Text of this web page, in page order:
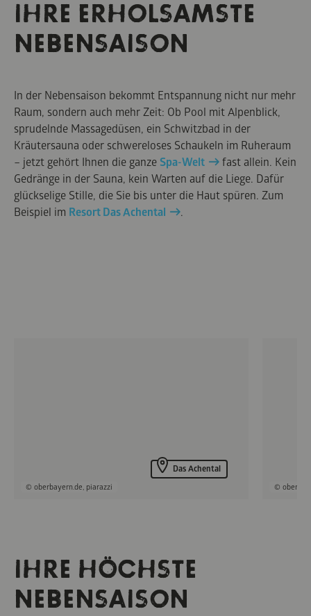
IHRE ERHOLSAMSTE
NEBENSAISON
In der Nebensaison bekommt Entspannung nicht nur mehr
Raum, sondern auch mehr Zeit: Ob Pool mit Alpenblick,
sprudelnde Massagedüsen, ein Schwitzbad in der
Kräutersauna oder schwereloses Schaukeln im Ruheraum
– jetzt gehört Ihnen die ganze Spa-Welt
fast allein. Kein
Gedränge in der Sauna, kein Warten auf die Liege. Dafür
glückselige Stille, die Sie bis unter die Haut spüren. Zum
Beispiel im Resort Das Achental .
Das Achental
© oberbayern.de, piarazzi ©
IHRE HÖCHSTE
NEBENSAISON